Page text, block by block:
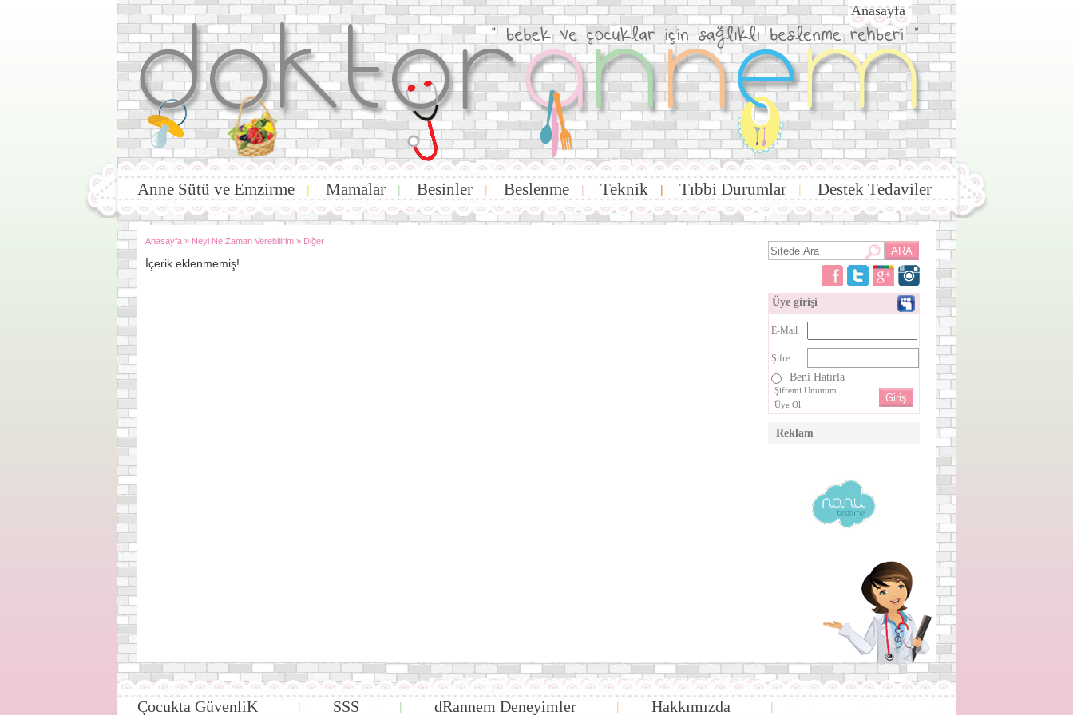
Anasayfa
Anne Sütü ve Emzirme | Mamalar | Besinler | Beslenme | Teknik | Tıbbi Durumlar | Destek Tedaviler
Anasayfa » Neyi Ne Zaman Verebilirim » Diğer
İçerik eklenmemiş!
Üye girişi
E-Mail
Şifre
Beni Hatırla
Şifremi Unuttum
Üye Ol
Reklam
Çocukta GüvenliK | SSS | dRannem Deneyimler | Hakkımızda |